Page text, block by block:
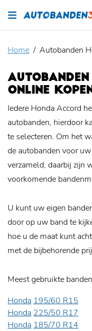
Home Autobanden
AUTOBANDEN
ONLINE KOPEN
Iedere Honda Accord
autobanden, hierdoor
te selecteren. Om het
de autobanden voor
verzameld, daarbij zijn
voorkomende
U kunt uw eigen
door op uw band te
hoe u de maat kunt
met de bijbehorende
Meest gebruikte
Honda 195/60 R15
Honda 225/50 R17
Honda 185/70 R14